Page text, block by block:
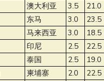
澳大利亚 3.5
21.0
东马 3.0
23.5
马来西亚 3.0
18.5
印尼 2.5
22.5
泰国 2.5
19.0
柬埔寨 2.0
22.5